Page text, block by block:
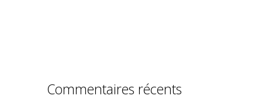
Commentaires récents